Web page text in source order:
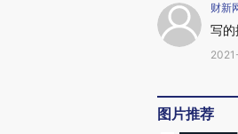
财新
写的
图片推荐